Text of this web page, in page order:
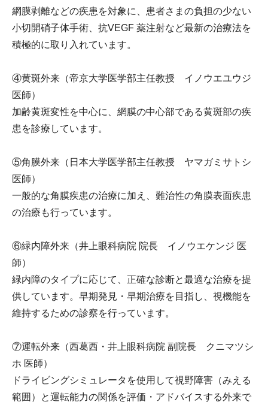
網膜剥離などの疾患を対象に、患者さまの負担の少ない
小切開硝子体手術、抗VEGF 薬注射など最新の治療法を
積極的に取り入れています。
④黄斑外来（帝京大学医学部主任教授 イノウエユウジ
医師）
加齢黄斑変性を中心に、網膜の中心部である黄斑部の疾
患を診療しています。
⑤角膜外来（日本大学医学部主任教授 ヤマガミサトシ
医師）
一般的な角膜疾患の治療に加え、難治性の角膜表面疾患
の治療も行っています。
⑥緑内障外来（井上眼科病院 院長 イノウエケンジ 医
師）
緑内障のタイプに応じて、正確な診断と最適な治療を提
供しています。早期発見・早期治療を目指し、視機能を
維持するための診察を行っています。
⑦運転外来（西葛西・井上眼科病院 副院長 クニマツシ
ホ 医師）
ドライビングシミュレータを使用して視野障害（みえる
範囲）と運転能力の関係を評価・アドバイスする外来で